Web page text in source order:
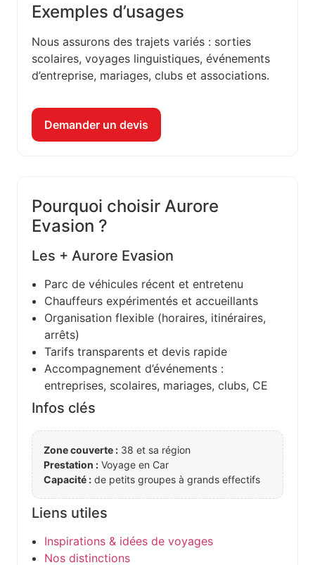
Exemples d’usages
Nous assurons des trajets variés : sorties
scolaires, voyages linguistiques, événements
d’entreprise, mariages, clubs et associations.
Demander un devis
Pourquoi choisir Aurore
Evasion ?
Les + Aurore Evasion
Parc de véhicules récent et entretenu
Chauffeurs expérimentés et accueillants
Organisation flexible (horaires, itinéraires,
arrêts)
Tarifs transparents et devis rapide
Accompagnement d’événements :
entreprises, scolaires, mariages, clubs, CE
Infos clés
Zone couverte : 38 et sa région
Prestation : Voyage en Car
Capacité : de petits groupes à grands effectifs
Liens utiles
Inspirations & idées de voyages
Nos distinctions